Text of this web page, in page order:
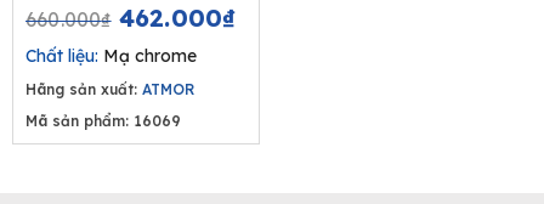
660.000₫ Original
price
was:
660.000₫.
462.000₫Current
Chất liệu: Mạ chrome
Hãng sản xuất: ATMOR
Mã sản phẩm: 16069